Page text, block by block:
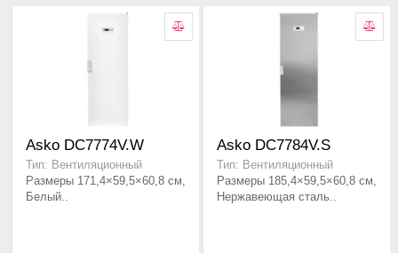
Asko DC7774V.W
Тип: Вентиляционный
Размеры 171,4×59,5×60,8 см,
Белый..
Asko DC7784V.S
Тип: Вентиляционный
Размеры 185,4×59,5×60,8 см,
Нержавеющая сталь..